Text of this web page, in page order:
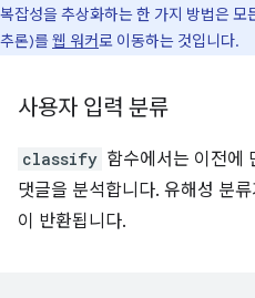
복잡성을 추상화하는 한 가지 방법은
추론)를 웹 워커로 이동하는 것입니다.
사용자 입력 분류
classify 함수에서는 이전에
댓글을 분석합니다. 유해성 분
이 반환됩니다.